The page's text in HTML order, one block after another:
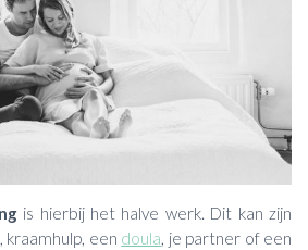
is hierbij het halve werk. Dit kan zijn
een doula, je partner of een